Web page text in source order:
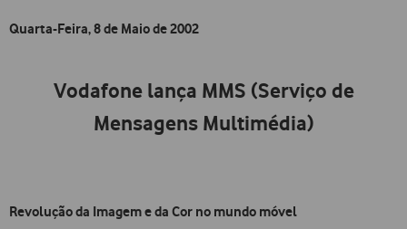
Quarta-Feira, 8 de Maio de 2002
Vodafone lança MMS (Serviço de
Mensagens Multimédia)
Revolução da Imagem e da Cor no mundo móvel